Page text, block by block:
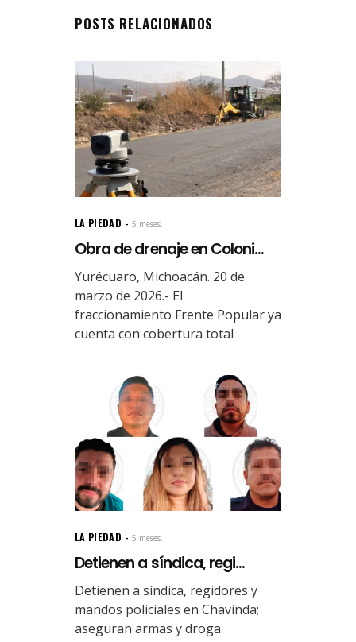
POSTS RELACIONADOS
LA PIEDAD 5 meses.
Obra de drenaje en Coloni...
Yurécuaro, Michoacán. 20 de
marzo de 2026.- El
fraccionamiento Frente Popular ya
cuenta con cobertura total
LA PIEDAD 5 meses.
Detienen a síndica, regi...
Detienen a síndica, regidores y
mandos policiales en Chavinda;
aseguran armas y droga